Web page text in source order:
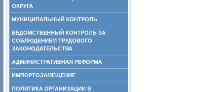
ОКРУГА
МУНИЦИПАЛЬНЫЙ КОНТРОЛЬ
ВЕДОМСТВЕННЫЙ КОНТРОЛЬ ЗА
СОБЛЮДЕНИЕМ ТРУДОВОГО
ЗАКОНОДАТЕЛЬСТВА
АДМИНИСТРАТИВНАЯ РЕФОРМА
ИМПОРТОЗАМЕЩЕНИЕ
ПОЛИТИКА ОРГАНИЗАЦИИ В